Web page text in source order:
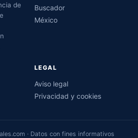
de
Buscador
México
LEGAL
Aviso legal
Privacidad y cookies
· Datos con fines informativos